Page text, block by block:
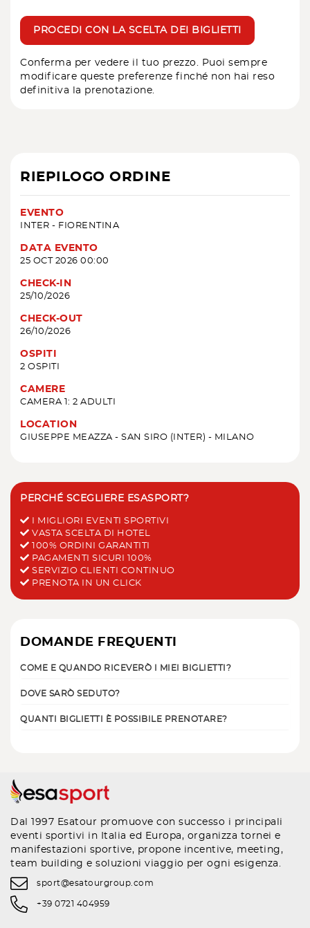
PROCEDI CON LA SCELTA DEI BIGLIETTI
Conferma per vedere il tuo prezzo. Puoi sempre
modificare queste preferenze finché non hai reso
definitiva la prenotazione.
RIEPILOGO ORDINE
EVENTO
INTER - FIORENTINA
DATA EVENTO
25 OCT 2026 00:00
CHECK-IN
25/10/2026
CHECK-OUT
26/10/2026
OSPITI
2 OSPITI
CAMERE
CAMERA 1: 2 ADULTI
LOCATION
GIUSEPPE MEAZZA - SAN SIRO (INTER) - MILANO
PERCHÉ SCEGLIERE ESASPORT?
I MIGLIORI EVENTI SPORTIVI
VASTA SCELTA DI HOTEL
100% ORDINI GARANTITI
PAGAMENTI SICURI 100%
SERVIZIO CLIENTI CONTINUO
PRENOTA IN UN CLICK
DOMANDE FREQUENTI
COME E QUANDO RICEVERÒ I MIEI BIGLIETTI?
DOVE SARÒ SEDUTO?
QUANTI BIGLIETTI È POSSIBILE PRENOTARE?
Dal 1997 Esatour promuove con successo i principali
eventi sportivi in Italia ed Europa, organizza tornei e
manifestazioni sportive, propone incentive, meeting,
team building e soluzioni viaggio per ogni esigenza.
sport@esatourgroup.com
+39 0721 404959